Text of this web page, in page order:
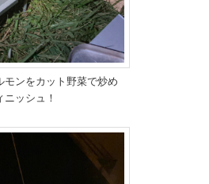
ンをカット野菜で炒め
ッシュ！